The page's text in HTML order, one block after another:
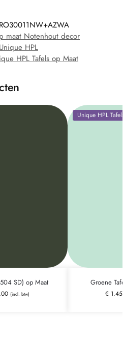
maat Notenhout decor
Unique HPL
HPL Tafels op Maat
SD) op Maat
(incl. btw)
Unique HPL
Groene
€